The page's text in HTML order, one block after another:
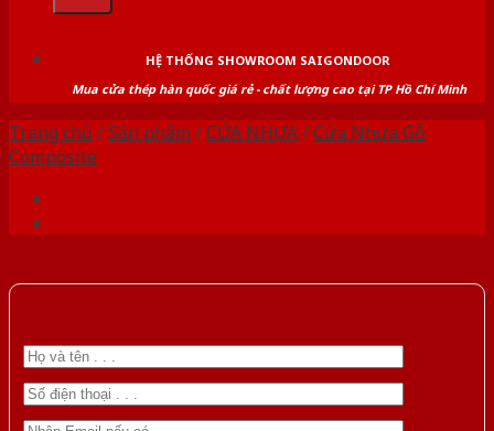
HỆ THỐNG SHOWROOM SAIGONDOOR
Mua cửa thép hàn quốc giá rẻ - chất lượng cao tại TP Hồ Chí Minh
Trang chủ /Sản phẩm /CỬA NHỰA/Cửa Nhựa Gỗ
Composite